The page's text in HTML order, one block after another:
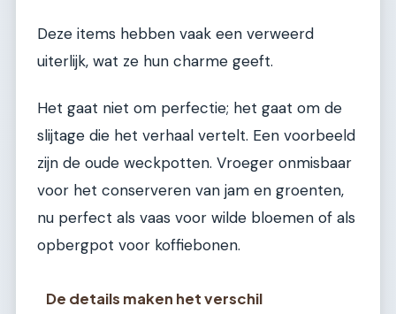
Deze items hebben vaak een verweerd
uiterlijk, wat ze hun charme geeft.
Het gaat niet om perfectie; het gaat om de
slijtage die het verhaal vertelt. Een voorbeeld
zijn de oude weckpotten. Vroeger onmisbaar
voor het conserveren van jam en groenten,
nu perfect als vaas voor wilde bloemen of als
opbergpot voor koffiebonen.
De details maken het verschil